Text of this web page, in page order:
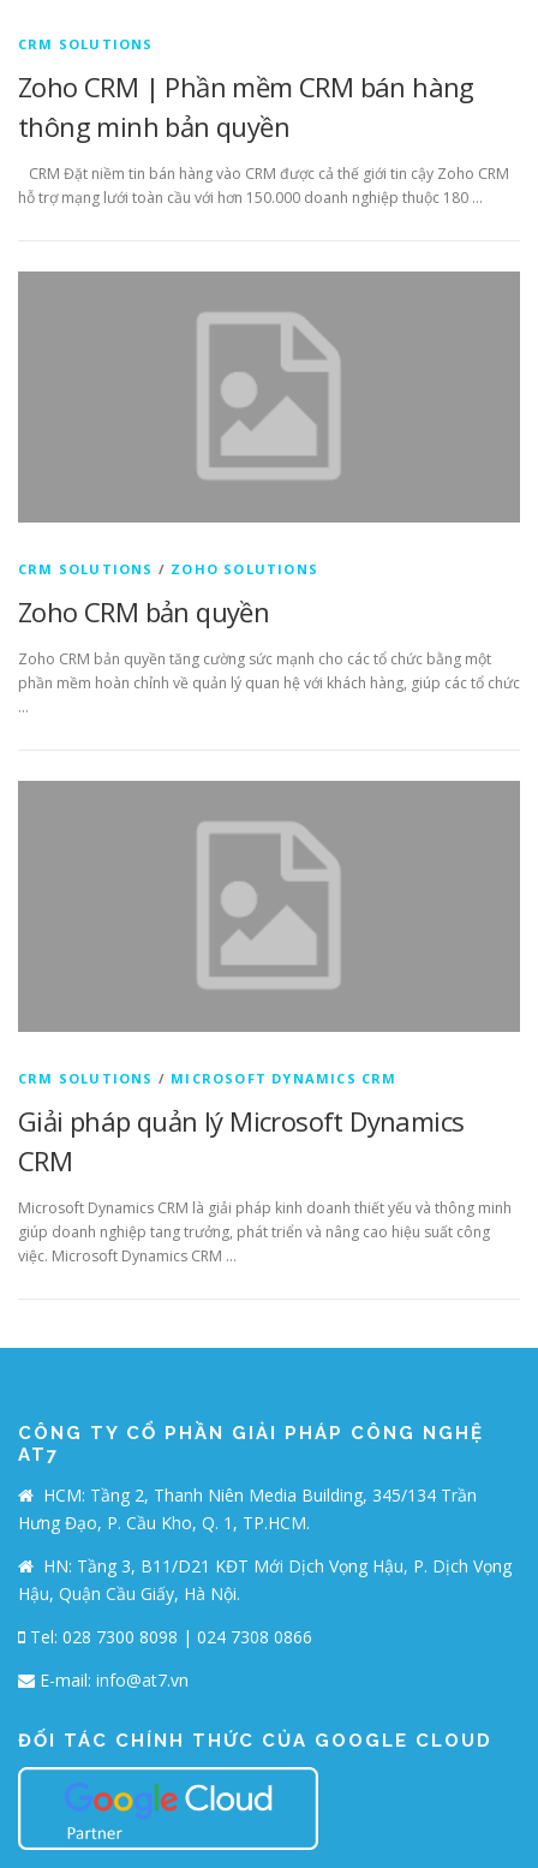
CRM SOLUTIONS
Zoho CRM | Phần mềm CRM bán hàng
thông minh bản quyền
CRM Đặt niềm tin bán hàng vào CRM được cả thế giới tin cậy Zoho CRM
hỗ trợ mạng lưới toàn cầu với hơn 150.000 doanh nghiệp thuộc 180 …
CRM SOLUTIONS / ZOHO SOLUTIONS
Zoho CRM bản quyền
Zoho CRM bản quyền tăng cường sức mạnh cho các tổ chức bằng một
phần mềm hoàn chỉnh về quản lý quan hệ với khách hàng, giúp các tổ chức
…
CRM SOLUTIONS / MICROSOFT DYNAMICS CRM
Giải pháp quản lý Microsoft Dynamics
CRM
Microsoft Dynamics CRM là giải pháp kinh doanh thiết yếu và thông minh
giúp doanh nghiệp tang trưởng, phát triển và nâng cao hiệu suất công
việc. Microsoft Dynamics CRM …
CÔNG TY CỔ PHẦN GIẢI PHÁP CÔNG NGHỆ
AT7
HCM: Tầng 2, Thanh Niên Media Building, 345/134 Trần
Hưng Đạo, P. Cầu Kho, Q. 1, TP.HCM.
HN: Tầng 3, B11/D21 KĐT Mới Dịch Vọng Hậu, P. Dịch Vọng
Hậu, Quận Cầu Giấy, Hà Nội.
Tel: 028 7300 8098 | 024 7308 0866
E-mail: info@at7.vn
ĐỐI TÁC CHÍNH THỨC CỦA GOOGLE CLOUD